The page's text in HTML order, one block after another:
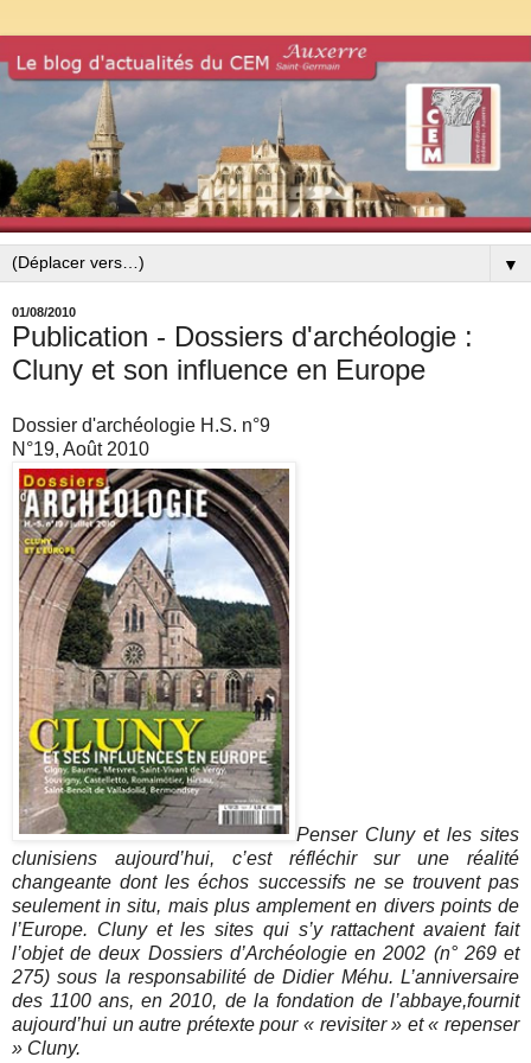
▼
01/08/2010
Publication - Dossiers d'archéologie :
Cluny et son influence en Europe
Dossier d'archéologie H.S. n°9
N°19, Août 2010
Penser Cluny et les sites
clunisiens aujourd’hui, c’est réfléchir sur une réalité
changeante dont les échos successifs ne se trouvent pas
seulement in situ, mais plus amplement en divers points de
l’Europe. Cluny et les sites qui s’y rattachent avaient fait
l’objet de deux Dossiers d’Archéologie en 2002 (n° 269 et
275) sous la responsabilité de Didier Méhu. L’anniversaire
des 1100 ans, en 2010, de la fondation de l’abbaye,fournit
aujourd’hui un autre prétexte pour « revisiter » et « repenser
» Cluny.